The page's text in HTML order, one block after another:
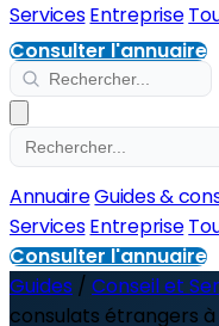
ServicesEntreprise
Consulter l'annuaire
AnnuaireGuides &
ServicesEntreprise
Consulter l'annuaire
Guides / Conseil et
consulats étrangers à